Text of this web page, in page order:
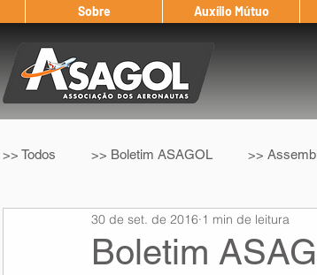
Sobre Auxílio Mútuo
>> Todos >> Boletim ASAGOL >>
>> Legislação >> IFALPA >>
Boletim
30 de set. de 2016 1 min de leitura